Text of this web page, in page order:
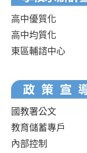
高中優質化
高中均質化
東區輔諮中心
國教署公文
教育儲蓄專戶
內部控制